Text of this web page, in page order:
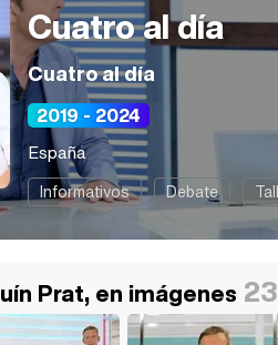
Cuatro al día
Cuatro al día
2019 - 2024
España
Informativos Debate
Prat, en imágenes